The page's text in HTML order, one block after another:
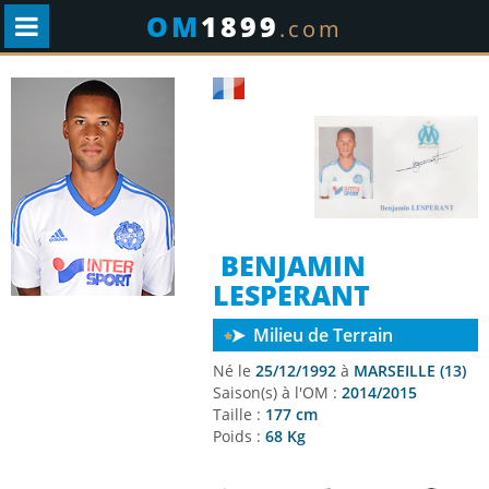
OM1899.com
BENJAMIN
LESPERANT
Milieu de Terrain
Né le 25/12/1992 à MARSEILLE (13)
Saison(s) à l'OM : 2014/2015
Taille : 177 cm
Poids : 68 Kg